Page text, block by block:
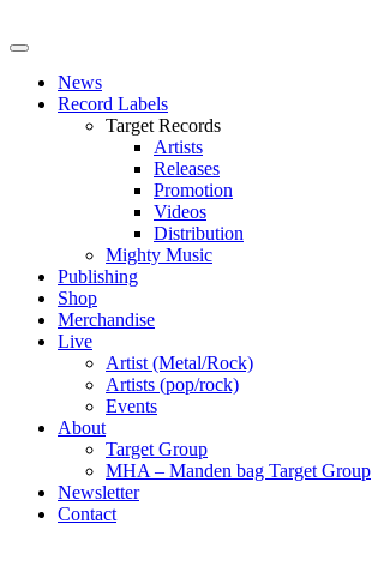
News
Record Labels
Target Records
Artists
Releases
Promotion
Videos
Distribution
Mighty Music
Publishing
Shop
Merchandise
Live
Artist (Metal/Rock)
Artists (pop/rock)
Events
About
Target Group
MHA – Manden bag Target Group
Newsletter
Contact